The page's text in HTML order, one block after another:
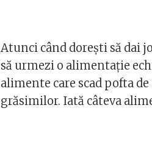
Atunci când dorești să dai
să urmezi o alimentație
alimente care scad pofta de
grăsimilor. Iată câteva